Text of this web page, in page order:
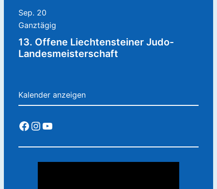
Sep. 20
Ganztägig
13. Offene Liechtensteiner Judo-
Landesmeisterschaft
Kalender anzeigen
Facebook
Instagram
YouTube